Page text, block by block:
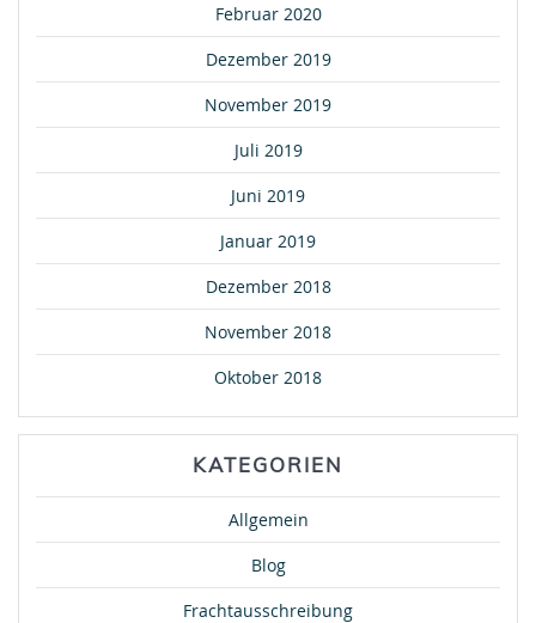
Februar 2020
Dezember 2019
November 2019
Juli 2019
Juni 2019
Januar 2019
Dezember 2018
November 2018
Oktober 2018
KATEGORIEN
Allgemein
Blog
Frachtausschreibung